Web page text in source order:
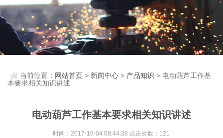
当前位置： 网站首页 > 新闻中心 > 产品知识 > 电动葫芦工作基
本要求相关知识讲述
电动葫芦工作基本要求相关知识讲述
时间：2017-10-04 08:44:38 点击次数：121